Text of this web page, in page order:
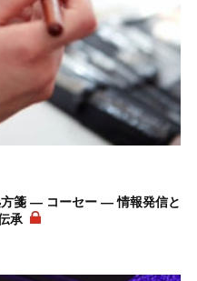
箋 ― コーセー ― 情報発信と
承